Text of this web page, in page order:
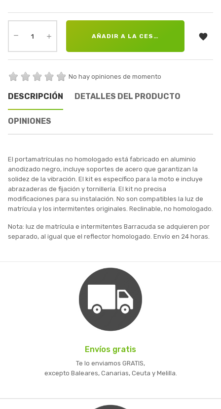
AÑADIR A LA CESTA 
No hay opiniones de momento
DESCRIPCIÓN DETALLES DEL PRODUCTO
OPINIONES
El portamatrículas no homologado está fabricado en aluminio
anodizado negro, incluye soportes de acero que garantizan la
solidez de la vibración. El kit es específico para la moto e incluye
abrazaderas de fijación y tornillería. El kit no precisa
modificaciones para su instalación. No son compatibles la luz de
matrícula y los intermitentes originales. Reclinable, no homologado.
Nota: luz de matrícula e intermitentes Barracuda se adquieren por
separado, al igual que el reflector homologado. Envío en 24 horas.
Envíos gratis
Te lo enviamos GRATIS,
excepto Baleares, Canarias, Ceuta y Melilla.